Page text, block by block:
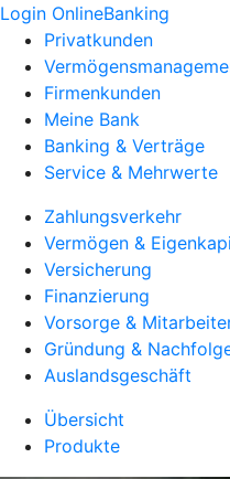
Login OnlineBanking
Privatkunden
Firmenkunden
Meine Bank
Banking & Verträge
Service & Mehrwerte
Zahlungsverkehr
Vermögen &
Versicherung
Finanzierung
Vorsorge &
Gründung &
Auslandsgeschäft
Übersicht
Produkte